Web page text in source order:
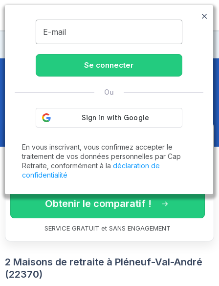
MENU
Maisons de retraite Côtes-d'Armor
Maisons de retraite et EHPAD
Pléneuf-Val-André (22370)
Obtenez le
comparatif des
établissementsadaptés à vos
critères en 3 minutes !
Obtenir le comparatif !
SERVICE GRATUIT et SANS ENGAGEMENT
2 Maisons de retraite à Pléneuf-Val-André
(22370)
E-mail
Se connecter
Ou
En vous inscrivant, vous confirmez accepter le
traitement de vos données personnelles par Cap
Retraite, conformément à la déclaration de
confidentialité